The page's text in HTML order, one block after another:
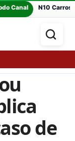
Canal N10 Carros
de